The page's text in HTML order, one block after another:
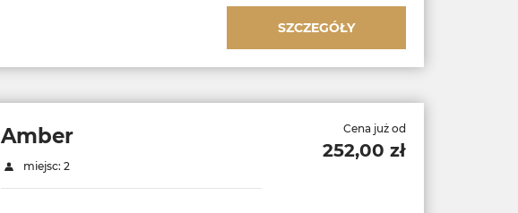
SZCZEGÓŁY
Amber
miejsc: 2
Cena już od
252,00 zł